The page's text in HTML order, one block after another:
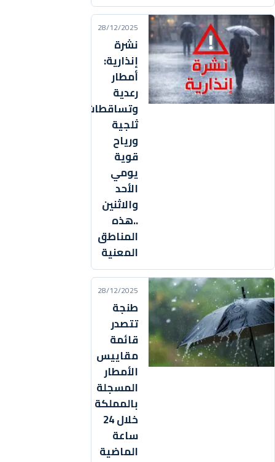
28/12/2025
نشرة
إنذارية:
أمطار
رعدية
وتساقطات
ثلجية
ورياح
قوية
يومي
الأحد
والاثنين
..هذه
المناطق
المعنية
28/12/2025
طنجة
تتصدر
قائمة
مقاييس
الأمطار
المسجلة
بالمملكة
خلال 24
ساعة
الماضية